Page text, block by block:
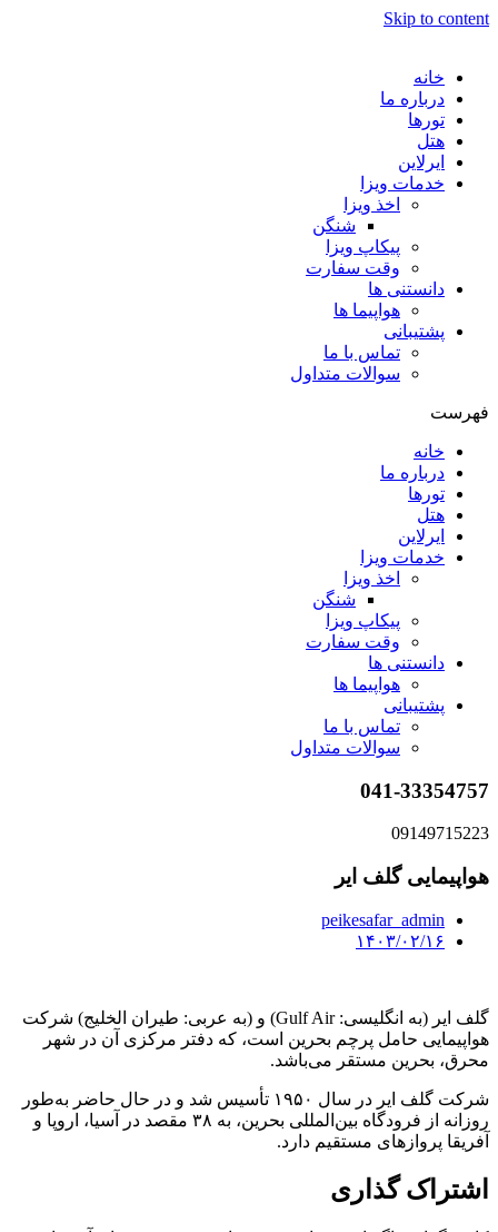
Skip to content
خانه
درباره ما
تورها
هتل
ایرلاین
خدمات ویزا
اخذ ویزا
شنگن
پیکاپ ویزا
وقت سفارت
دانستنی ها
هواپیما ها
پشتیبانی
تماس با ما
سوالات متداول
فهرست
خانه
درباره ما
تورها
هتل
ایرلاین
خدمات ویزا
اخذ ویزا
شنگن
پیکاپ ویزا
وقت سفارت
دانستنی ها
هواپیما ها
پشتیبانی
تماس با ما
سوالات متداول
041-33354757
09149715223
هواپیمایی گلف ایر
peikesafar_admin
۱۴۰۳/۰۲/۱۶
گلف ایر (به انگلیسی: Gulf Air) و (به عربی: طیران الخلیج) شرکت
هواپیمایی حامل پرچم بحرین است، که دفتر مرکزی آن در شهر
محرق، بحرین مستقر می‌باشد.
شرکت گلف ایر در سال ۱۹۵۰ تأسیس شد و در حال حاضر به‌طور
روزانه از فرودگاه بین‌المللی بحرین، به ۳۸ مقصد در آسیا، اروپا و
آفریقا پروازهای مستقیم دارد.
اشتراک گذاری